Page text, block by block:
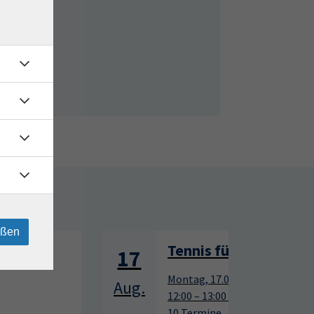
Tennis für Anfänger
12:00 – 13:00 Uhr